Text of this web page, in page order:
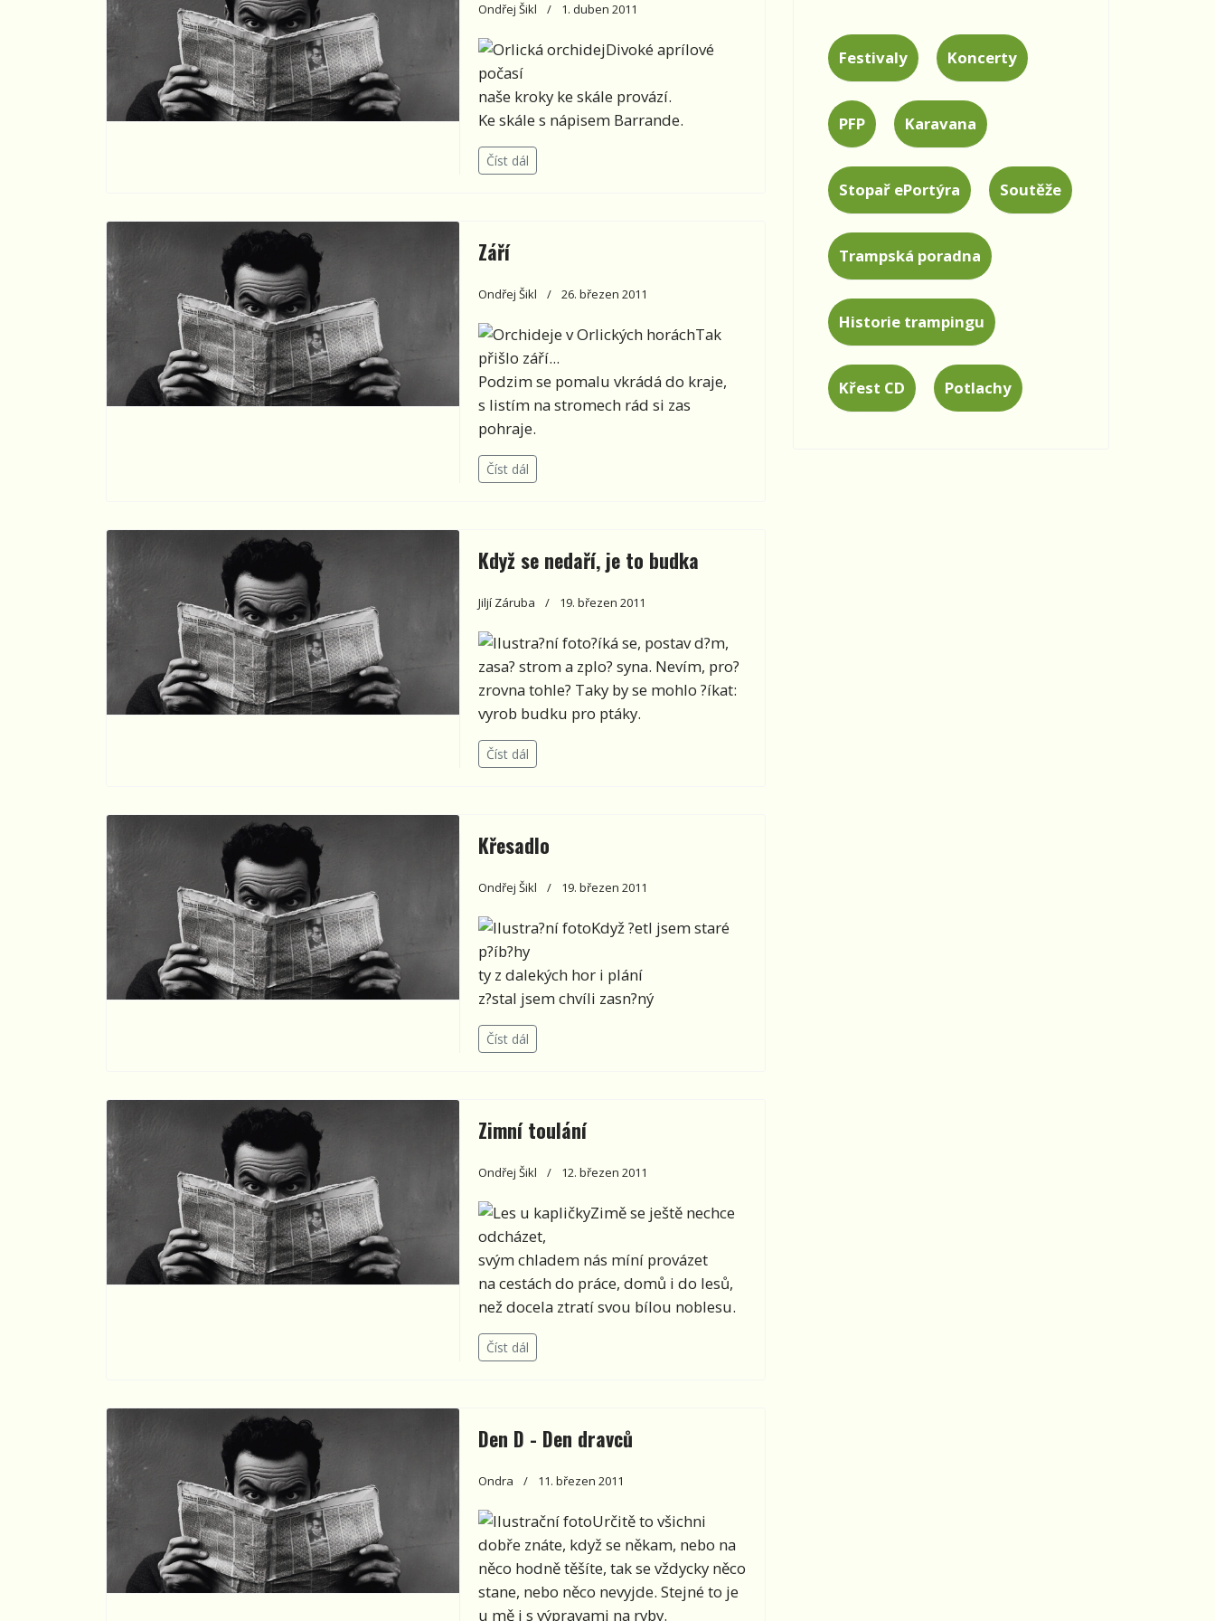
Ondřej Šikl 1. duben 2011
Divoké aprílové
počasí
naše kroky ke skále provází.
Ke skále s nápisem Barrande.
Číst dál
Září
Ondřej Šikl 26. březen 2011
Tak
přišlo září...
Podzim se pomalu vkrádá do kraje,
s listím na stromech rád si zas
pohraje.
Číst dál
Když se nedaří, je to budka
Jiljí Záruba 19. březen 2011
?íká se, postav d?m,
zasa? strom a zplo? syna. Nevím, pro?
zrovna tohle? Taky by se mohlo ?íkat:
vyrob budku pro ptáky.
Číst dál
Křesadlo
Ondřej Šikl 19. březen 2011
Když ?etl jsem staré
p?íb?hy
ty z dalekých hor i plání
z?stal jsem chvíli zasn?ný
Číst dál
Zimní toulání
Ondřej Šikl 12. březen 2011
Zimě se ještě nechce
odcházet,
svým chladem nás míní provázet
na cestách do práce, domů i do lesů,
než docela ztratí svou bílou noblesu.
Číst dál
Den D - Den dravců
Ondra 11. březen 2011
Určitě to všichni
dobře znáte, když se někam, nebo na
něco hodně těšíte, tak se vždycky něco
stane, nebo něco nevyjde. Stejné to je
u mě i s výpravami na ryby.
Festivaly Koncerty
PFP Karavana
Stopař ePortýra Soutěže
Trampská poradna
Historie trampingu
Křest CD Potlachy